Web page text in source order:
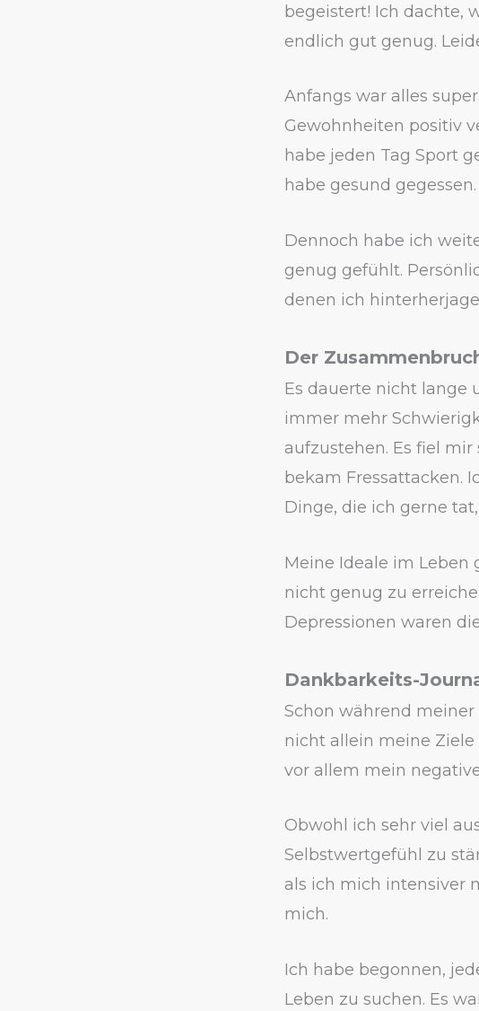
begeistert! Ich dachte,
endlich gut genug.
Anfangs war alles
Gewohnheiten positiv
habe jeden Tag Sport
habe gesund
Dennoch habe ich
genug gefühlt.
denen ich
Der
Es dauerte nicht lange
immer mehr
aufzustehen. Es fiel
bekam Fressattacken.
Dinge, die ich gerne
Meine Ideale im Leben
nicht genug zu
Depressionen waren
Dankbarkeits-
Schon während
nicht allein meine
vor allem mein
Obwohl ich sehr viel
Selbstwertgefühl zu
als ich mich intensiver
mich.
Ich habe begonnen,
Leben zu suchen. Es